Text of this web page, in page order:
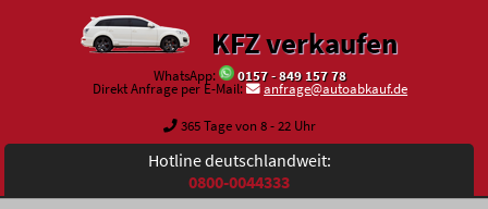
KFZ verkaufen
WhatsApp:
0157 - 849 157 78
Direkt Anfrage per E-Mail:
anfrage@autoabkauf.de
365 Tage von 8 - 22 Uhr
Hotline deutschlandweit:
0800-0044333